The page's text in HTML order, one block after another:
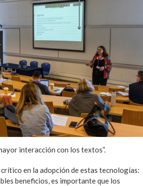
interacción con los textos”.
en la adopción de estas tecnologías:
beneficios, es importante que los